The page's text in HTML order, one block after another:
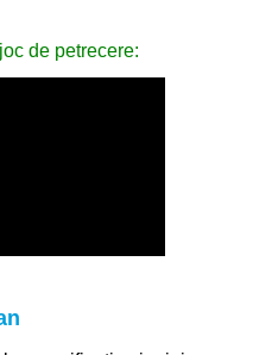
de petrecere: